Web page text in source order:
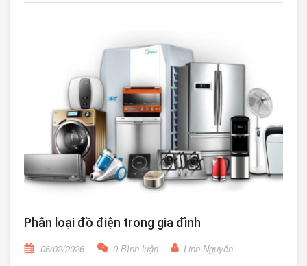
Phân loại đồ điện trong gia đình
06/02/2026 0 Bình luận
Linh Nguyễn